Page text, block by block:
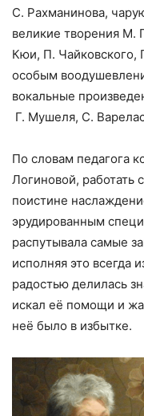
С. Рахманинова,
великие творения М.
Кюи, П. Чайковского,
особым
вокальные
Г. Мушеля, С.
По словам педагога
Логиновой, работать
поистине
эрудированным
распутывала самые
исполняя это всегда
радостью делилась
искал её помощи и
неё было в избытке.